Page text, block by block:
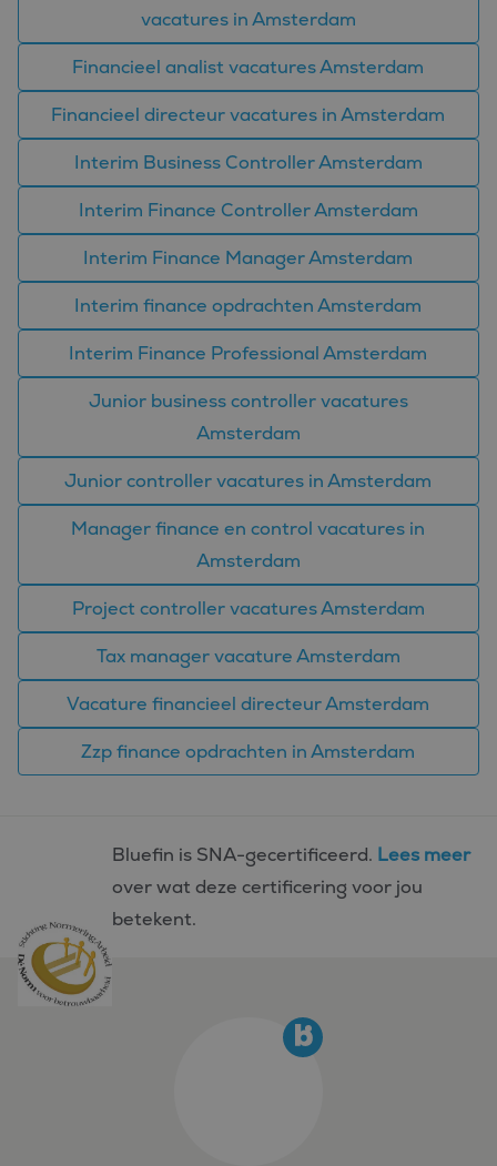
vacatures in Amsterdam
Financieel analist vacatures Amsterdam
Financieel directeur vacatures in Amsterdam
Interim Business Controller Amsterdam
Interim Finance Controller Amsterdam
Interim Finance Manager Amsterdam
Interim finance opdrachten Amsterdam
Interim Finance Professional Amsterdam
Junior business controller vacatures
Amsterdam
Junior controller vacatures in Amsterdam
Manager finance en control vacatures in
Amsterdam
Project controller vacatures Amsterdam
Tax manager vacature Amsterdam
Vacature financieel directeur Amsterdam
Zzp finance opdrachten in Amsterdam
Bluefin is SNA-gecertificeerd. Lees meer
over wat deze certificering voor jou
betekent.